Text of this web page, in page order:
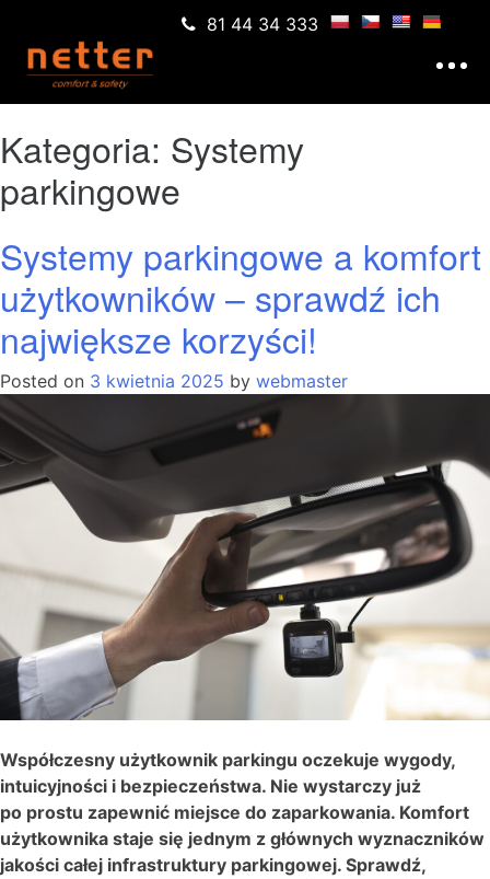
81 44 34 333
Kategoria: Systemy
parkingowe
Systemy parkingowe a komfort
użytkowników – sprawdź ich
największe korzyści!
Posted on 3 kwietnia 2025 by webmaster
Współczesny użytkownik parkingu oczekuje wygody,
intuicyjności i bezpieczeństwa. Nie wystarczy już
po prostu zapewnić miejsce do zaparkowania. Komfort
użytkownika staje się jednym z głównych wyznaczników
jakości całej infrastruktury parkingowej. Sprawdź,